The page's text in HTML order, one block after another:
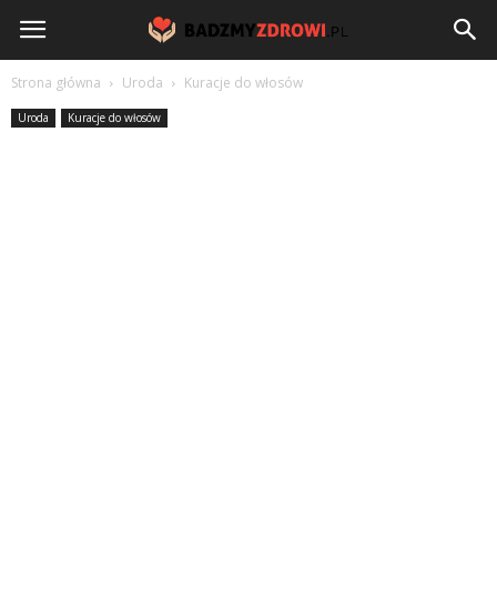
BadzmyZdrowi.pl
Strona główna Uroda Kuracje do włosów
Uroda Kuracje do włosów